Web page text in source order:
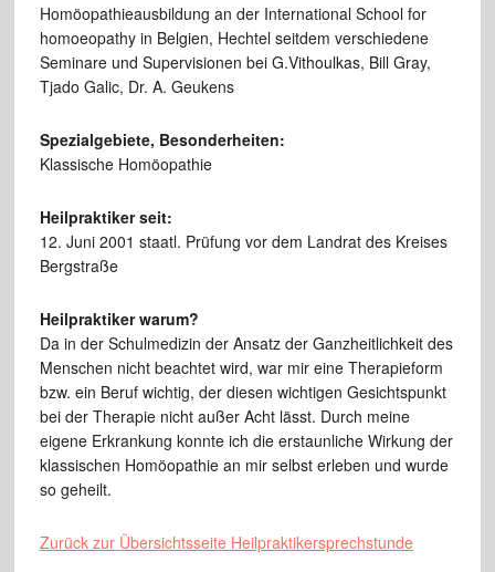
Homöopathieausbildung an der International School for
homoeopathy in Belgien, Hechtel seitdem verschiedene
Seminare und Supervisionen bei G.Vithoulkas, Bill Gray,
Tjado Galic, Dr. A. Geukens
Spezialgebiete, Besonderheiten:
Klassische Homöopathie
Heilpraktiker seit:
12. Juni 2001 staatl. Prüfung vor dem Landrat des Kreises
Bergstraße
Heilpraktiker warum?
Da in der Schulmedizin der Ansatz der Ganzheitlichkeit des
Menschen nicht beachtet wird, war mir eine Therapieform
bzw. ein Beruf wichtig, der diesen wichtigen Gesichtspunkt
bei der Therapie nicht außer Acht lässt. Durch meine
eigene Erkrankung konnte ich die erstaunliche Wirkung der
klassischen Homöopathie an mir selbst erleben und wurde
so geheilt.
Zurück zur Übersichtsseite Heilpraktikersprechstunde